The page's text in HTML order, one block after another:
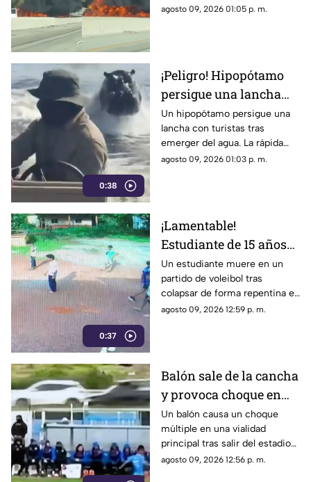
en la zona.
agosto 09, 2026 01:05 p. m.
0:38
¡Peligro! Hipopótamo
persigue una lancha
llena de turistas |
VIDEO
Un hipopótamo persigue una
lancha con turistas tras
emerger del agua. La rápida
reacción del guía evitó un
agosto 09, 2026 01:03 p. m.
0:37
¡Lamentable!
Estudiante de 15 años
muere en un partido de
voleibol | VIDEO
Un estudiante muere en un
partido de voleibol tras
colapsar de forma repentina en
la cancha. Conoce los detalles
agosto 09, 2026 12:59 p. m.
Balón sale de la cancha
y provoca choque en
pleno partido | VIDEO
Un balón causa un choque
múltiple en una vialidad
principal tras salir del estadio
durante un partido. El freno de
agosto 09, 2026 12:56 p. m.